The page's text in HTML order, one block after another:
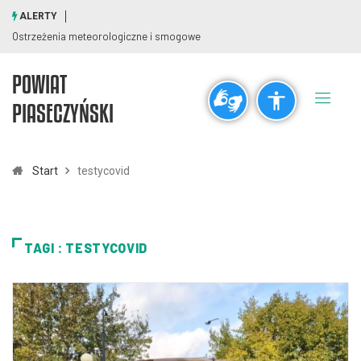
visibility_off title
Pomniejsz
remove_circle_outline add_circle_outline
ALERTY
Ostrzeżenia meteorologiczne i smogowe
POWIAT
PIASECZYŃSKI
Start testycovid
TAGI : TESTYCOVID